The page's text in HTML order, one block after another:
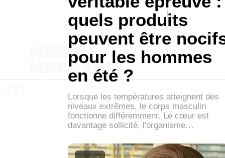
quels produits
peuvent être
pour les hommes
en été ?
Lorsque les températures atteignent des
niveaux extrêmes, le corps masculin
fonctionne différemment. Le cœur est
davantage sollicité, l'organisme…